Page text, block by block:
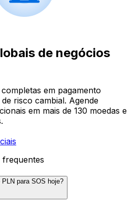
de negócios
em pagamento
risco cambial. Agende
em mais de 130 moedas e
frequentes
para SOS hoje?